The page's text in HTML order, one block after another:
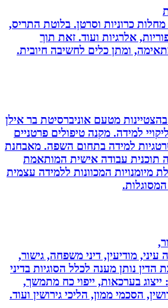
כרוניות וסרטן. בלוטת התריס,
אלרגיות ועוד. זאת תוך
ומתן כלים לחשיבה חיובית.
מטעם אוניברסיטת בר אילן
למידה. מקנה טיפולים פרטניים
למידה בתחום השפה. מאבחנת
תוכנית עבודה אישית המותאמת
המכוונות ללמידה עצמית
מודיעין, דיני משפחה, גישור,
נותן מענה לכלל הסוגיות בדיני
בערכאות, ייפוי כח מתמשך,
הסכמי ממון, הליכי גירושין ועוד.